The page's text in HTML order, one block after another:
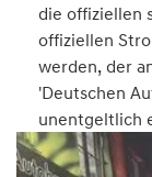
die offiziellen
offiziellen
werden, der
'Deutschen
unentgeltlich